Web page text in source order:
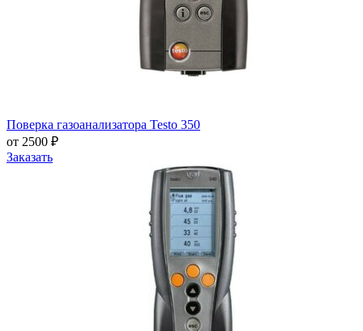
Поверка газоанализатора Testo 350
от 2500 ₽
Заказать